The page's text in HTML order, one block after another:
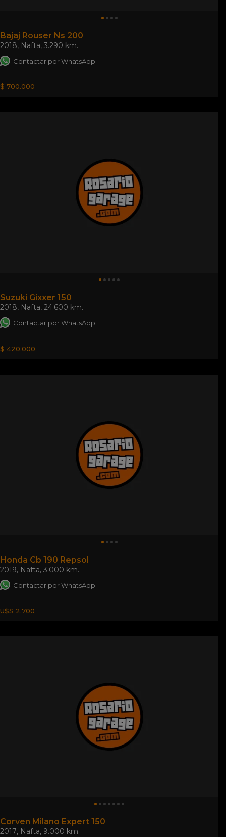
Bajaj Rouser Ns 200
2018, Nafta, 3.290 km.
Contactar por WhatsApp
$ 700.000
Suzuki Gixxer 150
2018, Nafta, 24.600 km.
Contactar por WhatsApp
$ 420.000
Honda Cb 190 Repsol
2019, Nafta, 3.000 km.
Contactar por WhatsApp
U$S 2.700
Corven Milano Expert 150
2017, Nafta, 9.000 km.